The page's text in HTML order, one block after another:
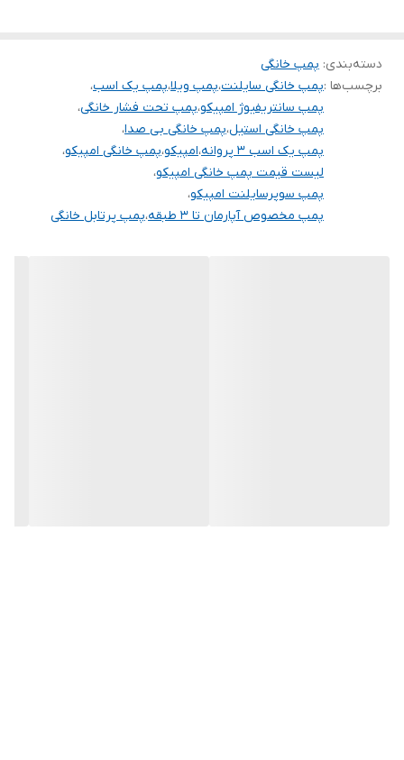
جنس بدنه استیل
کشور سازنده ایران
دسته‌بندی: پمپ خانگی
برچسب‌ها :پمپ خانگی سایلنت،پمپ ویلا،پمپ یک اسب،
پمپ سانتریفیوژ امپیکو،پمپ تحت فشار خانگی،
پمپ خانگی استیل،پمپ خانگی بی صدا،
پمپ یک اسب 3 پروانه
،امپیکو،پمپ خانگی امپیکو،
لیست قیمت پمپ خانگی امپیکو،
پمپ سوپرسایلنت امپیکو،
پمپ مخصوص آپارمان تا 3 طبقه
،پمپ پرتابل خانگی